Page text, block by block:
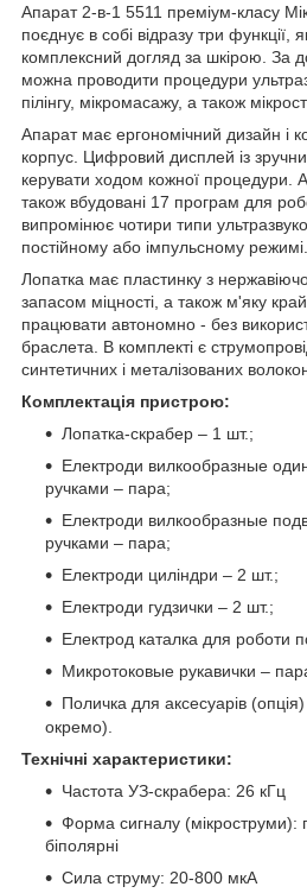
Апарат 2-в-1 5511 преміум-класу
поєднує в собі відразу три функції,
комплексний догляд за шкірою. За
можна проводити процедури
пілінгу, мікромасажу, а також
Апарат має ергономічний дизайн і
корпус. Цифровий дисплей із
керувати ходом кожної процедури.
також вбудовані 17 програм для
випромінює чотири типи
постійному або імпульсному режимі.
Лопатка має пластинку з
запасом міцності, а також м'яку
працювати автономно - без
браслета. В комплекті є
синтетичних і металізованих
Комплектація пристрою:
Лопатка-скрабер – 1 шт.;
Електроди вилкообразные
ручками – пара;
Електроди вилкообразные
ручками – пара;
Електроди циліндри – 2 шт.;
Електроди гудзички – 2 шт.;
Електрод каталка для роботи
Микротоковые рукавички –
Поличка для аксесуарів
окремо).
Технічні характеристики:
Частота УЗ-скрабера: 26 кГц
Форма сигналу (мікроструми):
біполярні
Сила струму: 20-800 мкА